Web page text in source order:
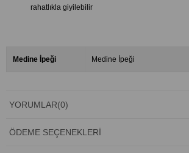
rahatlıkla giyilebilir
Medine İpeği Medine İpeği
YORUMLAR(0)
ÖDEME SEÇENEKLERI